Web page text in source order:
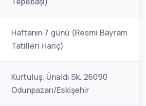
Haftanın 7 günü (Resmi Bayram
Tatilleri Hariç)
Kurtuluş, Ünaldı Sk. 26090
Odunpazarı/Eskişehir